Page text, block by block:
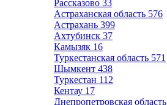
Рассказово 33
Астраханская область 576
Астрахань 399
Ахтубинск 37
Камызяк 16
Туркестанская область 571
Шымкент 438
Туркестан 112
Кентау 17
Днепропетровская область